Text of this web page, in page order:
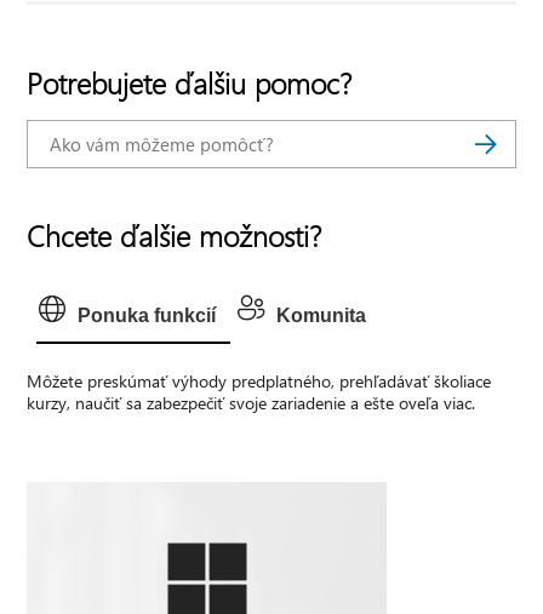
Potrebujete ďalšiu pomoc?
Chcete ďalšie možnosti?
Ponuka funkcií Komunita
Môžete preskúmať výhody predplatného, prehľadávať školiace
kurzy, naučiť sa zabezpečiť svoje zariadenie a ešte oveľa viac.